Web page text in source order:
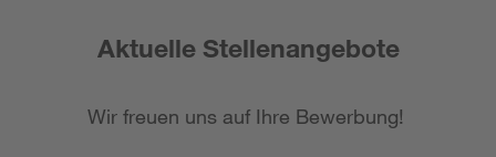
Aktuelle Stellenangebote
Wir freuen uns auf Ihre Bewerbung!